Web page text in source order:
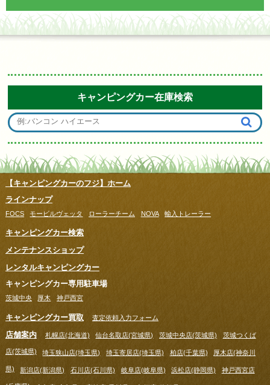
キャンピングカー在庫検索
【キャンピングカーのフジ】ホーム
ラインナップ
FOCS モービルヴェッタ ローラーチーム NOVA 輸入トレーラー
キャンピングカー検索
メンテナンスショップ
レンタルキャンピングカー
キャンピングカー専用駐車場
茨城中央 厚木 神戸西宮
キャンピングカー買取 査定依頼入力フォーム
店舗案内 札幌店(北海道) 仙台名取店(宮城県) 茨城中央店(茨城県) 茨城つくば
店(茨城県) 埼玉狭山店(埼玉県) 埼玉寄居店(埼玉県) 柏店(千葉県) 厚木店(神奈川
県) 新潟店(新潟県) 石川店(石川県) 岐阜店(岐阜県) 浜松店(静岡県) 神戸西宮店